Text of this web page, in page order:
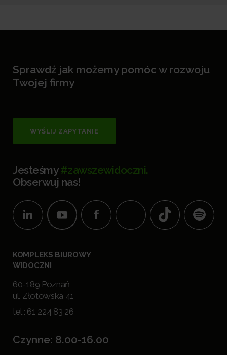
Sprawdź jak możemy pomóc w rozwoju
Twojej firmy
WYŚLIJ ZAPYTANIE
Jesteśmy#zawszewidoczni.
Obserwuj nas!
KOMPLEKS BIUROWY
WIDOCZNI
60-189 Poznań
ul. Złotowska 41
tel.: 61 224 83 26
Czynne: 8.00-16.00